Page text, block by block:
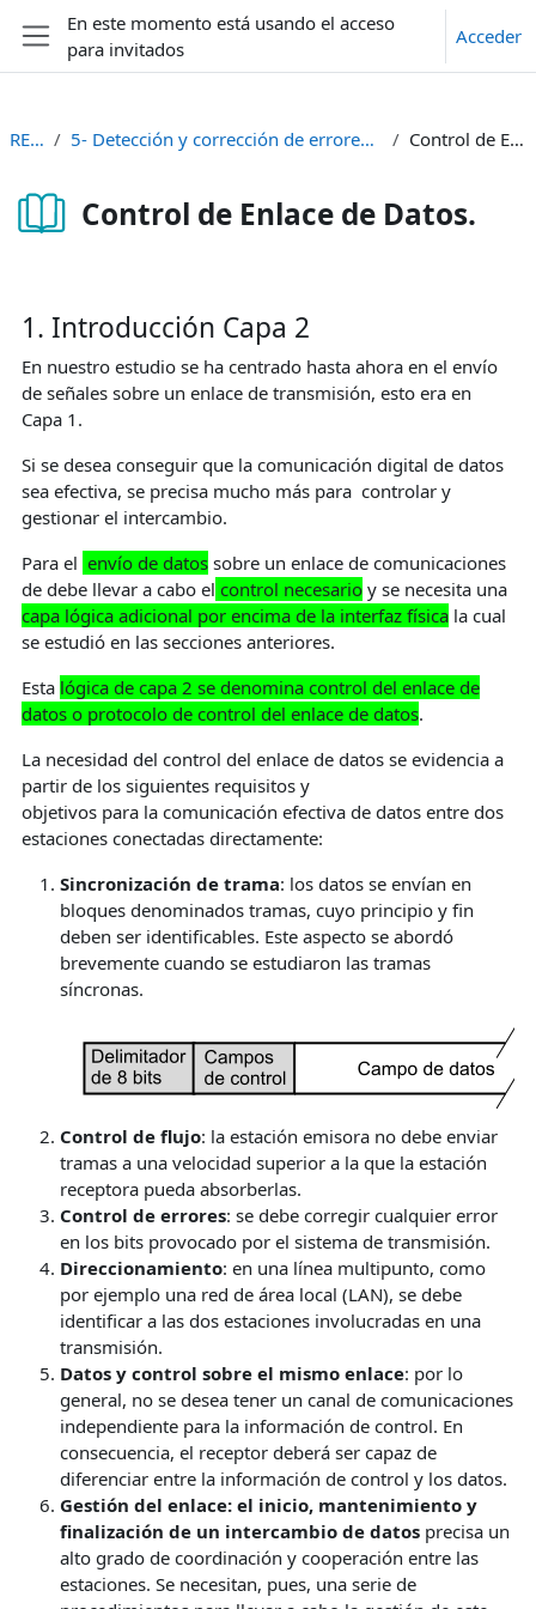
Salta al contenido principal
Panel lateral
En este momento está usando el acceso
para invitados
Acceder
REDES I 5- Detección y corrección de errores y control de Flujo. Multiplexación Control de Enlace de Datos.
Control de Enlace de Datos.
1. Introducción Capa 2
En nuestro estudio se ha centrado hasta ahora en el envío
de señales sobre un enlace de transmisión, esto era en
Capa 1.
Si se desea conseguir que la comunicación digital de datos
sea efectiva, se precisa mucho más para controlar y
gestionar el intercambio.
Para el envío de datos sobre un enlace de comunicaciones
de debe llevar a cabo el control necesario y se necesita una
capa lógica adicional por encima de la interfaz física la cual
se estudió en las secciones anteriores.
Esta lógica de capa 2 se denomina control del enlace de
datos o protocolo de control del enlace de datos.
La necesidad del control del enlace de datos se evidencia a
partir de los siguientes requisitos y
objetivos para la comunicación efectiva de datos entre dos
estaciones conectadas directamente:
Sincronización de trama: los datos se envían en
bloques denominados tramas, cuyo principio y fin
deben ser identificables. Este aspecto se abordó
brevemente cuando se estudiaron las tramas
síncronas.
Control de flujo: la estación emisora no debe enviar
tramas a una velocidad superior a la que la estación
receptora pueda absorberlas.
Control de errores: se debe corregir cualquier error
en los bits provocado por el sistema de transmisión.
Direccionamiento: en una línea multipunto, como
por ejemplo una red de área local (LAN), se debe
identificar a las dos estaciones involucradas en una
transmisión.
Datos y control sobre el mismo enlace: por lo
general, no se desea tener un canal de comunicaciones
independiente para la información de control. En
consecuencia, el receptor deberá ser capaz de
diferenciar entre la información de control y los datos.
Gestión del enlace: el inicio, mantenimiento y
finalización de un intercambio de datos precisa un
alto grado de coordinación y cooperación entre las
estaciones. Se necesitan, pues, una serie de